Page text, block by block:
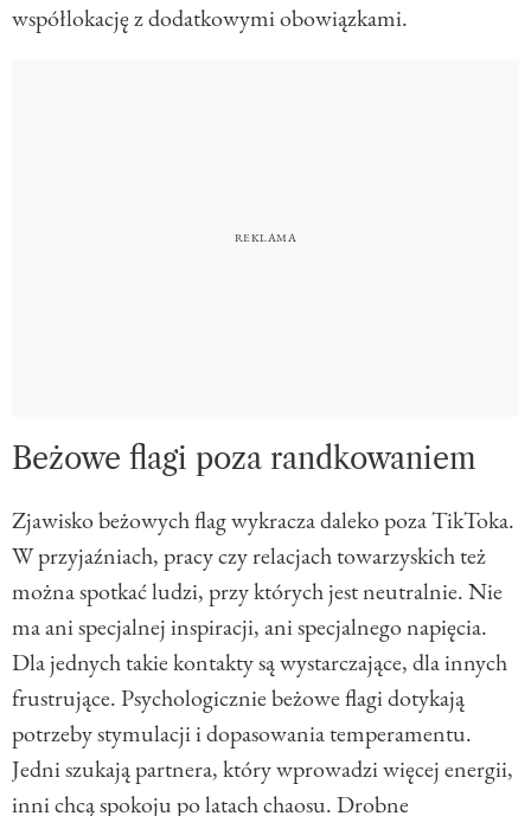
współlokację z dodatkowymi obowiązkami.
Beżowe flagi poza randkowaniem
Zjawisko beżowych flag wykracza daleko poza TikToka.
W przyjaźniach, pracy czy relacjach towarzyskich też
można spotkać ludzi, przy których jest neutralnie. Nie
ma ani specjalnej inspiracji, ani specjalnego napięcia.
Dla jednych takie kontakty są wystarczające, dla innych
frustrujące. Psychologicznie beżowe flagi dotykają
potrzeby stymulacji i dopasowania temperamentu.
Jedni szukają partnera, który wprowadzi więcej energii,
inni chcą spokoju po latach chaosu. Drobne